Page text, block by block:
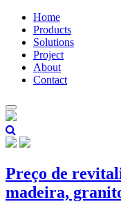
Home
Products
Solutions
Project
About
Contact
Preço de
madeira,